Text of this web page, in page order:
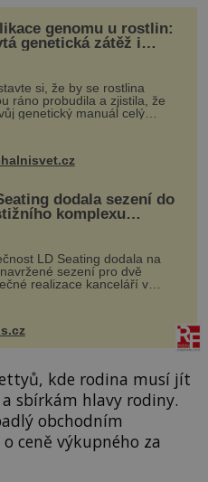
genomu u rostlin:
genetická zátěž i
si, že by se rostlina
ráno probudila a zjistila, že
genetický manuál celý
dodala sezení do
komplexu
v Salfordu
LD Seating dodala na
sezení pro dvě
realizace kanceláří v
MediaCityUK v anglickém
Media...
kde rodina musí jít
sbírkám hlavy rodiny.
obchodním
ceně výkupného za